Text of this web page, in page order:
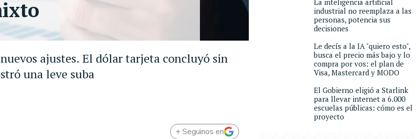
ajustes. El dólar tarjeta concluyó sin
una leve suba
+ Seguinos en
La inteligencia artificial
industrial no reemplaza a las
personas, potencia sus
decisiones
Le decís a la IA "quiero esto",
busca el precio más bajo y lo
compra por vos: el plan de
Visa, Mastercard y MODO
El Gobierno eligió a Starlink
para llevar internet a 6.000
escuelas públicas: cómo es el
proyecto